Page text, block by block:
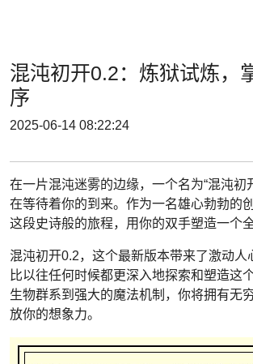
混沌初开0.2：炼狱试炼，
序
2025-06-14 08:22:24
在一片混沌迷雾的边缘，一个名为“混沌初
在等待着你的到来。作为一名雄心勃勃的
这段史诗般的旅程，用你的双手塑造一个
混沌初开0.2，这个最新版本带来了激动人
比以往任何时候都更深入地探索和塑造这
生物群系到强大的魔法机制，你将拥有无
放你的想象力。